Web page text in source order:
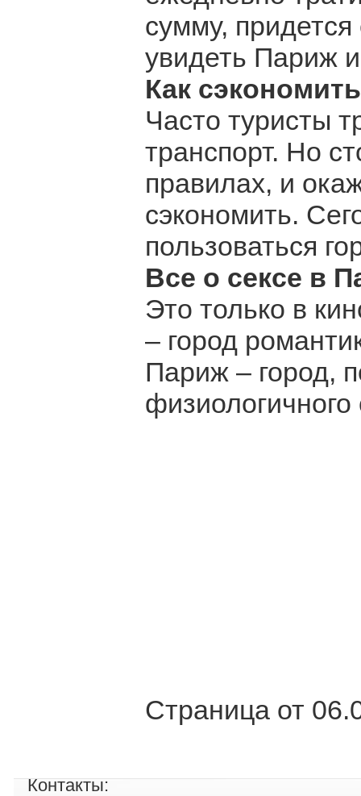
сумму,
увидеть Париж
Как
Часто туристы
транспорт. Но
правилах, и
сэкономить.
пользоваться
Все о сексе в
Это только в
– город
Париж – город,
физиологичного
Страница от
Контакты: